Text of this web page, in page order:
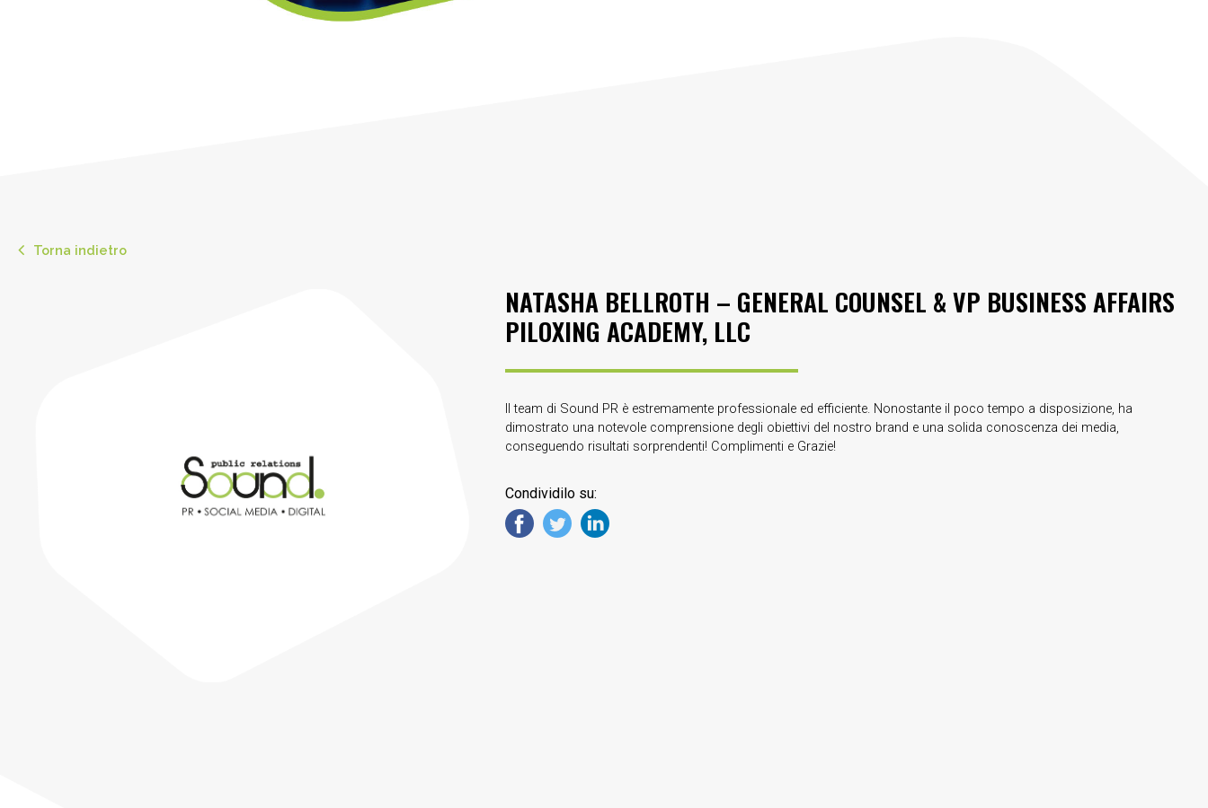
Torna indietro
NATASHA BELLROTH – GENERAL COUNSEL & VP BUSINESS AFFAIRS
PILOXING ACADEMY, LLC
Il team di Sound PR è estremamente professionale ed efficiente. Nonostante il poco tempo a disposizione, ha
dimostrato una notevole comprensione degli obiettivi del nostro brand e una solida conoscenza dei media,
conseguendo risultati sorprendenti! Complimenti e Grazie!
Condividilo su: